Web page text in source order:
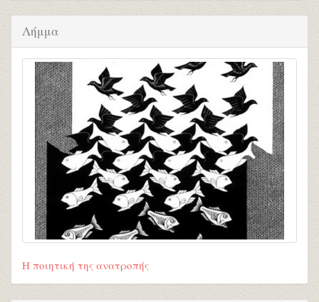
Λήμμα
Η ποιητική της ανατροπής